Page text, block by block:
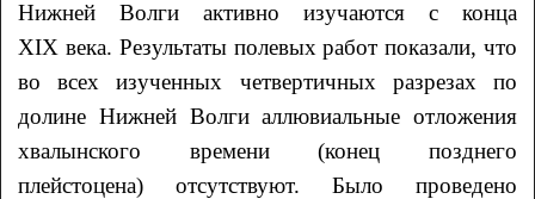
Нижней Волги активно изучаются с конца
XIX века. Результаты полевых работ показали, что
во всех изученных четвертичных разрезах по
долине Нижней Волги аллювиальные отложения
хвалынского времени (конец позднего
плейстоцена) отсутствуют. Было проведено